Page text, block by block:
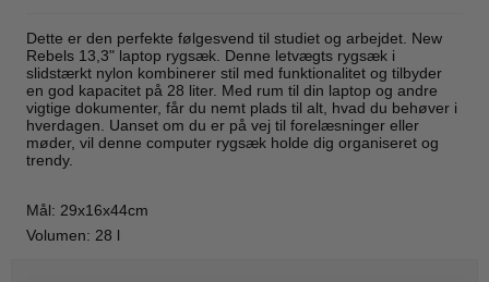
Dette er den perfekte følgesvend til studiet og arbejdet. New
Rebels 13,3" laptop rygsæk. Denne letvægts rygsæk i
slidstærkt nylon kombinerer stil med funktionalitet og tilbyder
en god kapacitet på 28 liter. Med rum til din laptop og andre
vigtige dokumenter, får du nemt plads til alt, hvad du behøver i
hverdagen. Uanset om du er på vej til forelæsninger eller
møder, vil denne computer rygsæk holde dig organiseret og
trendy.
Mål: 29x16x44cm
Volumen: 28 l